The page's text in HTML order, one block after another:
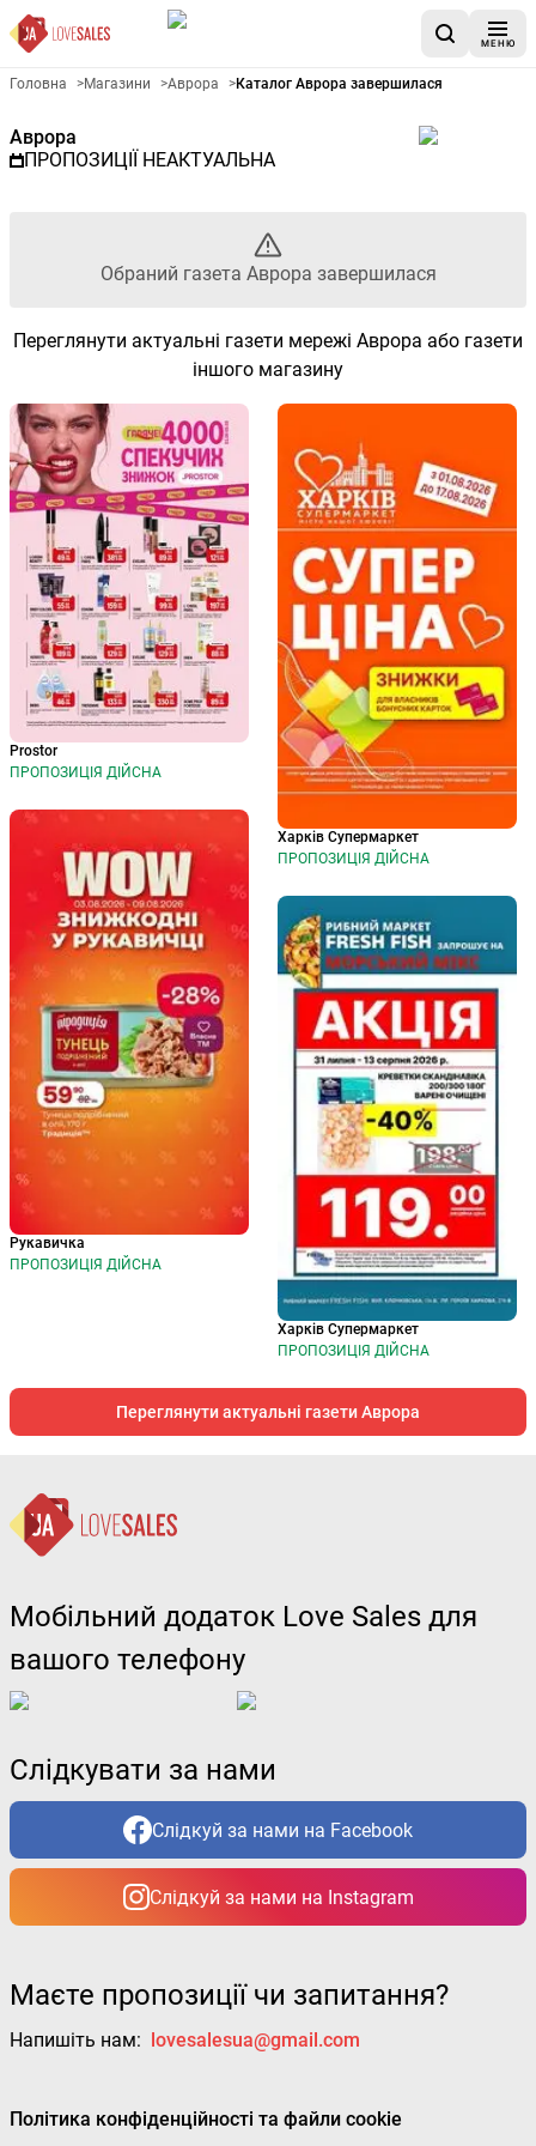
МЕНЮ
Рекламна газета Аврора -
Головна >Магазини >Аврора >Каталог Аврора завершилася
Аврора
ПРОПОЗИЦІЇ НЕАКТУАЛЬНА
Обраний газета Аврора завершилася
Переглянути актуальні газети мережі Аврора або газети
іншого магазину
Prostor
ПРОПОЗИЦІЯ ДІЙСНА
Рукавичка
ПРОПОЗИЦІЯ ДІЙСНА
Харків Супермаркет
ПРОПОЗИЦІЯ ДІЙСНА
Харків Супермаркет
ПРОПОЗИЦІЯ ДІЙСНА
Переглянути актуальні газети Аврора
Мобільний додаток Love Sales для
вашого телефону
Слідкувати за нами
Слідкуй за нами на Facebook
Слідкуй за нами на Instagram
Маєте пропозиції чи запитання?
Напишіть нам: lovesalesua@gmail.com
Політика конфіденційності та файли cookie